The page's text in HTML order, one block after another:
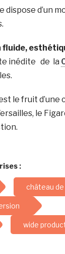
d’un
fluide,
inédite de la
le fruit d’une
le
:
château
wide